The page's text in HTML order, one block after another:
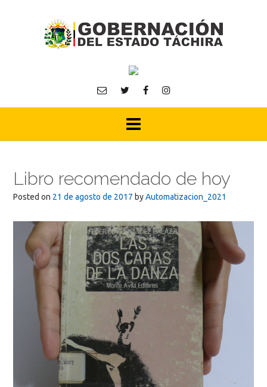
Libro recomendado de hoy
Posted on 21 de agosto de 2017 byAutomatizacion_2021